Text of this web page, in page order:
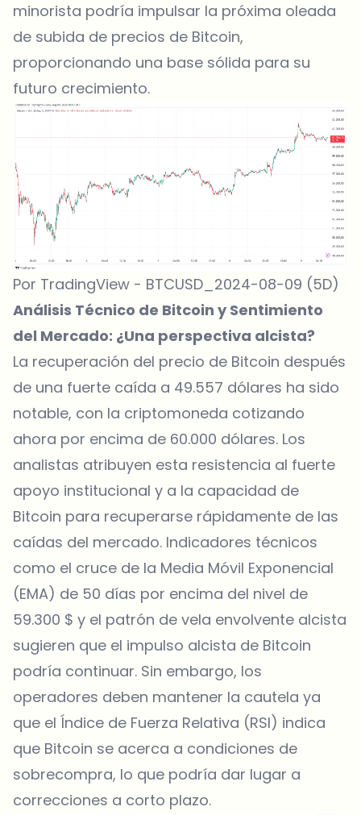
minorista podría impulsar la próxima oleada
de subida de precios de Bitcoin,
proporcionando una base sólida para su
futuro crecimiento.
Por TradingView - BTCUSD_2024-08-09 (5D)
Análisis Técnico de Bitcoin y Sentimiento
del Mercado: ¿Una perspectiva alcista?
La recuperación del precio de Bitcoin después
de una fuerte caída a 49.557 dólares ha sido
notable, con la criptomoneda cotizando
ahora por encima de 60.000 dólares. Los
analistas atribuyen esta resistencia al fuerte
apoyo institucional y a la capacidad de
Bitcoin para recuperarse rápidamente de las
caídas del mercado. Indicadores técnicos
como el cruce de la Media Móvil Exponencial
(EMA) de 50 días por encima del nivel de
59.300 $ y el patrón de vela envolvente alcista
sugieren que el impulso alcista de Bitcoin
podría continuar. Sin embargo, los
operadores deben mantener la cautela ya
que el Índice de Fuerza Relativa (RSI) indica
que Bitcoin se acerca a condiciones de
sobrecompra, lo que podría dar lugar a
correcciones a corto plazo.